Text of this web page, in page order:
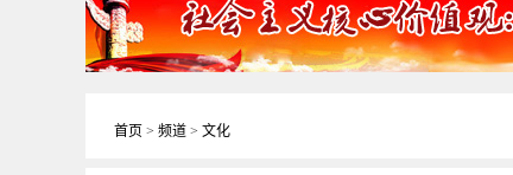
首页 > 频道 > 文化